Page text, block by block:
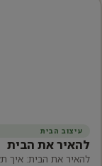
עיצוב הבית
להאיר את הבית
להאיר את הבית: איך